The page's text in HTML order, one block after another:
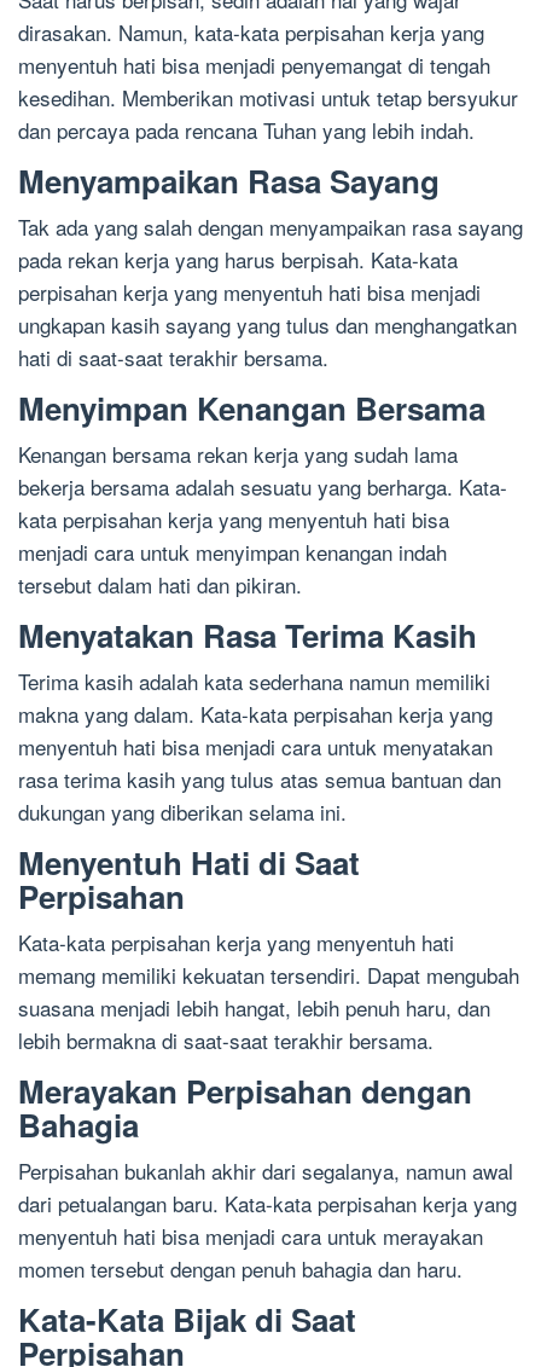
dirasakan. Namun, kata-kata perpisahan kerja yang
menyentuh hati bisa menjadi penyemangat di tengah
kesedihan. Memberikan motivasi untuk tetap bersyukur
dan percaya pada rencana Tuhan yang lebih indah.
Menyampaikan Rasa Sayang
Tak ada yang salah dengan menyampaikan rasa sayang
pada rekan kerja yang harus berpisah. Kata-kata
perpisahan kerja yang menyentuh hati bisa menjadi
ungkapan kasih sayang yang tulus dan menghangatkan
hati di saat-saat terakhir bersama.
Menyimpan Kenangan Bersama
Kenangan bersama rekan kerja yang sudah lama
bekerja bersama adalah sesuatu yang berharga. Kata-
kata perpisahan kerja yang menyentuh hati bisa
menjadi cara untuk menyimpan kenangan indah
tersebut dalam hati dan pikiran.
Menyatakan Rasa Terima Kasih
Terima kasih adalah kata sederhana namun memiliki
makna yang dalam. Kata-kata perpisahan kerja yang
menyentuh hati bisa menjadi cara untuk menyatakan
rasa terima kasih yang tulus atas semua bantuan dan
dukungan yang diberikan selama ini.
Menyentuh Hati di Saat
Perpisahan
Kata-kata perpisahan kerja yang menyentuh hati
memang memiliki kekuatan tersendiri. Dapat mengubah
suasana menjadi lebih hangat, lebih penuh haru, dan
lebih bermakna di saat-saat terakhir bersama.
Merayakan Perpisahan dengan
Bahagia
Perpisahan bukanlah akhir dari segalanya, namun awal
dari petualangan baru. Kata-kata perpisahan kerja yang
menyentuh hati bisa menjadi cara untuk merayakan
momen tersebut dengan penuh bahagia dan haru.
Kata-Kata Bijak di Saat
Perpisahan